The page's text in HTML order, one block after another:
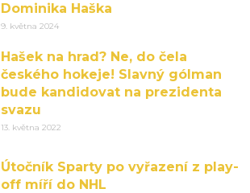
Dominika Haška
9. května 2024
Hašek na hrad? Ne, do čela
českého hokeje! Slavný gólman
bude kandidovat na prezidenta
svazu
13. května 2022
Útočník Sparty po vyřazení z play-
off míří do NHL